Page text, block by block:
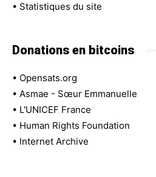
• Statistiques du site
Donations en bitcoins
• Opensats.org
• Asmae - Sœur Emmanuelle
• L'UNICEF France
• Human Rights Foundation
• Internet Archive